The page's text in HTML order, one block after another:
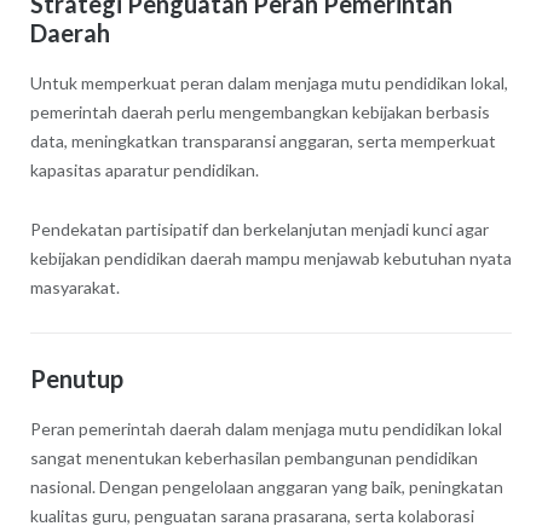
Daerah
Untuk memperkuat peran dalam menjaga mutu pendidikan lokal,
pemerintah daerah perlu mengembangkan kebijakan berbasis
data, meningkatkan transparansi anggaran, serta memperkuat
kapasitas aparatur pendidikan.
Pendekatan partisipatif dan berkelanjutan menjadi kunci agar
kebijakan pendidikan daerah mampu menjawab kebutuhan nyata
masyarakat.
Penutup
Peran pemerintah daerah dalam menjaga mutu pendidikan lokal
sangat menentukan keberhasilan pembangunan pendidikan
nasional. Dengan pengelolaan anggaran yang baik, peningkatan
kualitas guru, penguatan sarana prasarana, serta kolaborasi